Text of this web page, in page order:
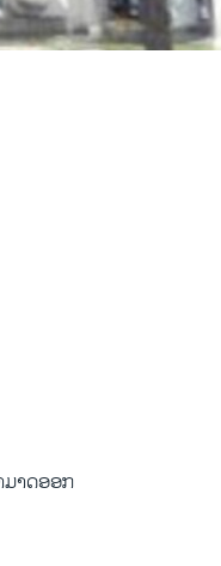
ມາດອອກ